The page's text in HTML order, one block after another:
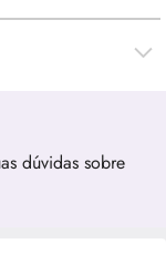
dúvidas sobre